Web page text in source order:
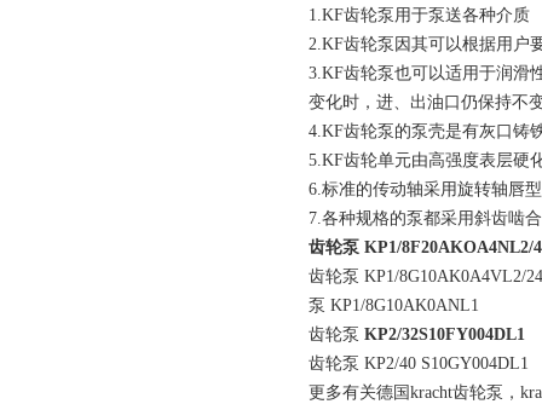
1.KF齿轮泵用于泵送各种介质
2.KF齿轮泵因其可以根据用户
3.KF齿轮泵也可以适用于润滑
变化时，进、出油口仍保持不
4.KF齿轮泵的泵壳是有灰口铸
5.KF齿轮单元由高强度表层硬
6.标准的传动轴采用旋转轴唇
7.各种规格的泵都采用斜齿啮
齿轮泵 KP1/8F20AKOA4NL2/
齿轮泵 KP1/8G10AK0A4VL2/
泵 KP1/8G10AK0ANL1
齿轮泵 KP2/32S10FY004DL1
齿轮泵 KP2/40 S10GY004DL1
更多有关德国kracht齿轮泵，